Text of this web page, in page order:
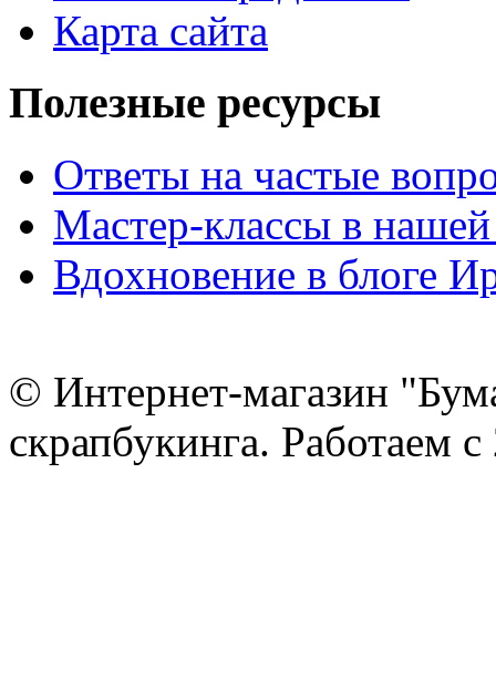
Карта сайта
Полезные ресурсы
Ответы на частые
Мастер-классы в нашей
Вдохновение в блоге
© Интернет-магазин
скрапбукинга. Работаем с